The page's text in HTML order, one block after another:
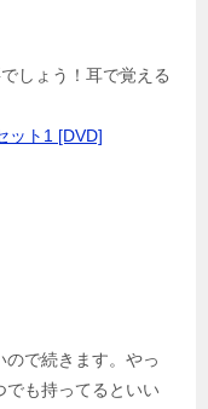
しょう！耳で覚える
ット1 [DVD]
ので続きます。やっ
も持ってるといい